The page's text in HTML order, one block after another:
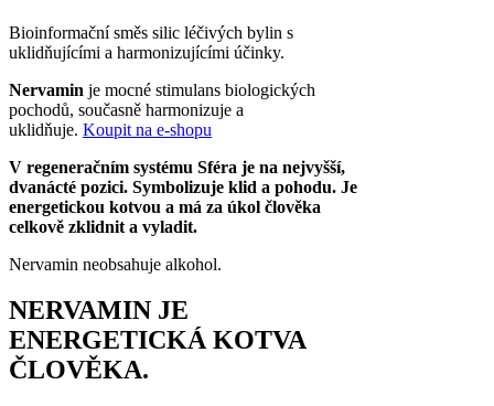
Bioinformační směs silic léčivých bylin s
uklidňujícími a harmonizujícími účinky.
Nervamin je mocné stimulans biologických
pochodů, současně harmonizuje a
uklidňuje. Koupit na e-shopu
V regeneračním systému Sféra je na nejvyšší,
dvanácté pozici. Symbolizuje klid a pohodu. Je
energetickou kotvou a má za úkol člověka
celkově zklidnit a vyladit.
Nervamin neobsahuje alkohol.
NERVAMIN JE
ENERGETICKÁ KOTVA
ČLOVĚKA.